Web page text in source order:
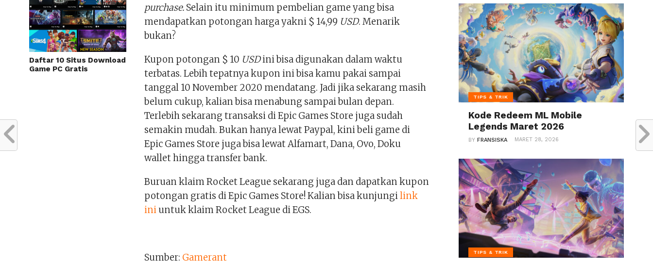
Daftar 10 Situs Download
Game PC Gratis
purchase. Selain itu minimum pembelian game yang bisa
mendapatkan potongan harga yakni $ 14,99 USD. Menarik
bukan?
Kupon potongan $ 10 USDini bisa digunakan dalam waktu
terbatas. Lebih tepatnya kupon ini bisa kamu pakai sampai
tanggal 10 November 2020 mendatang. Jadi jika sekarang masih
belum cukup, kalian bisa menabung sampai bulan depan.
Terlebih sekarang transaksi di Epic Games Store juga sudah
semakin mudah. Bukan hanya lewat Paypal, kini beli game di
Epic Games Store juga bisa lewat Alfamart, Dana, Ovo, Doku
wallet hingga transfer bank.
Buruan klaim Rocket League sekarang juga dan dapatkan kupon
potongan gratis di Epic Games Store! Kalian bisa kunjungilink
ini untuk klaim Rocket League di EGS.
Sumber: Gamerant
TIPS & TRIK
Kode Redeem ML Mobile
Legends Maret 2026
BYFRANSISKA MARET 28, 2026
TIPS & TRIK